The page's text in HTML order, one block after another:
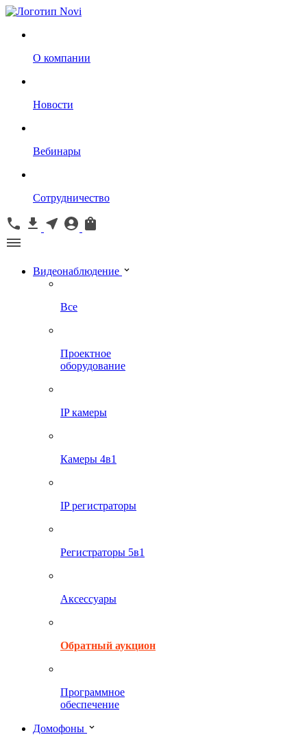
О компании
Новости
Вебинары
Сотрудничество
Видеонаблюдение
Все
Проектное
оборудование
IP камеры
Камеры 4в1
IP регистраторы
Регистраторы 5в1
Аксессуары
Обратный аукцион
Программное
обеспечение
Домофоны